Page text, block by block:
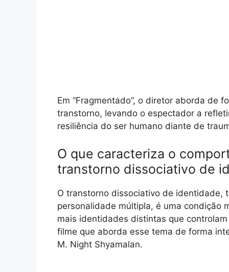
Em “Fragmentado”, o diretor aborda de
transtorno, levando o espectador a
resiliência do ser humano diante de
O que caracteriza o
transtorno dissociativo de
O transtorno dissociativo de identidade,
personalidade múltipla, é uma condição
mais identidades distintas que
filme que aborda esse tema de forma
M. Night Shyamalan.